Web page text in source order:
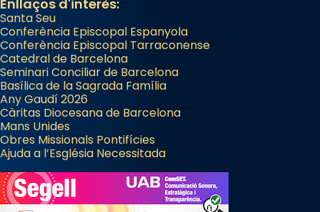
Enllaços d'interès:
Santa Seu
Conferència Episcopal Espanyola
Conferència Episcopal Tarraconense
Catedral de Barcelona
Seminari Conciliar de Barcelona
Basílica de la Sagrada Família
Any Gaudí 2026
Càritas Diocesana de Barcelona
Mans Unides
Obres Missionals Pontifícies
Ajuda a l’Església Necessitada